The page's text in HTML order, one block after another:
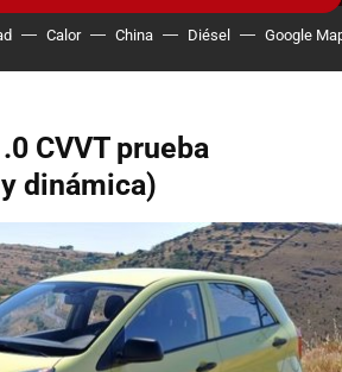
Calor China Diésel Google
CVVT prueba
dinámica)